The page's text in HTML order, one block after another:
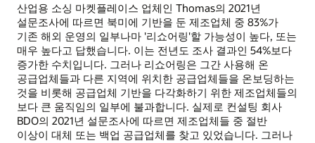
산업용 소싱 마켓플레이스 업체인 Thomas의 2021년
설문조사에 따르면 북미에 기반을 둔 제조업체 중 83%가
기존 해외 운영의 일부나마 '리쇼어링'할 가능성이 높다, 또는
매우 높다고 답했습니다. 이는 전년도 조사 결과인 54%보다
증가한 수치입니다. 그러나 리쇼어링은 그간 사용해 온
공급업체들과 다른 지역에 위치한 공급업체들을 온보딩하는
것을 비롯해 공급업체 기반을 다각화하기 위한 제조업체들의
보다 큰 움직임의 일부에 불과합니다. 실제로 컨설팅 회사
BDO의 2021년 설문조사에 따르면 제조업체들 중 절반
이상이 대체 또는 백업 공급업체를 찾고 있었습니다. 그러나